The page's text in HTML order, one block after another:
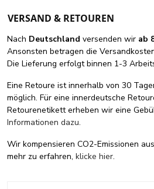
VERSAND & RETOUREN
Nach Deutschland versenden wir ab
Ansonsten betragen die
Die Lieferung erfolgt binnen 1-3
Eine Retoure ist innerhalb von 30
möglich. Für eine innerdeutsche
Retourenetikett erheben wir eine
Informationen dazu.
Wir kompensieren CO2-Emissionen
mehr zu erfahren, klicke hier.